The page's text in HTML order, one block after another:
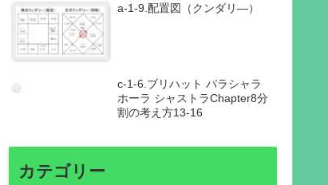
a-1-9.配置図（クンダリ―）
c-1-6.ブリハット パラシャラ
ホーラ シャストラChapter8分
割の考え方13-16
カテゴリー